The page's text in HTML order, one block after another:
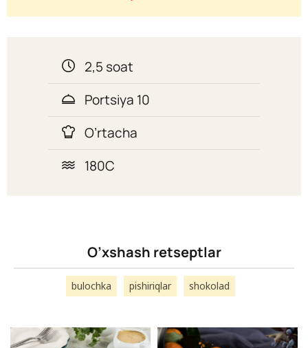
2,5 soat
Portsiya 10
O’rtacha
180C
O’xshash retseptlar
bulochka pishiriqlar shokolad